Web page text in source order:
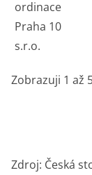
ordinace
Praha 10
s.r.o.
Zobrazuji 1 až
Zdroj: Česká